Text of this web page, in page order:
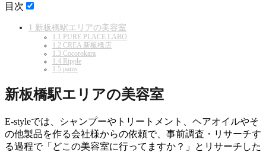
目次
1 新板橋駅エリアの美容室
1.1 PURE PLACE LABO
1.2 CREA 新板橋店
1.3 Cocorokara
1.4 Ripple
1.5 pams
新板橋駅エリアの美容室
E-styleでは、シャンプーやトリートメント、ヘアオイルやそ
の他製品を作る会社様からの依頼で、事前調査・リサーチす
る過程で「どこの美容室に行ってますか？」とリサーチした